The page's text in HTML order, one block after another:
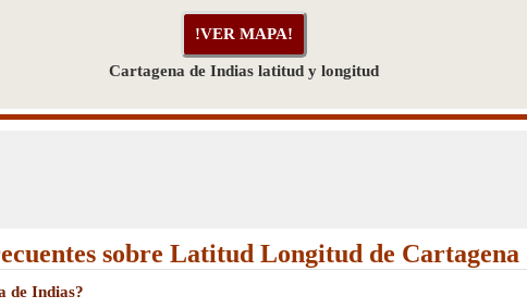
Cartagena de Indias latitud y longitud
sobre Latitud Longitud de Cartagena
de Indias?